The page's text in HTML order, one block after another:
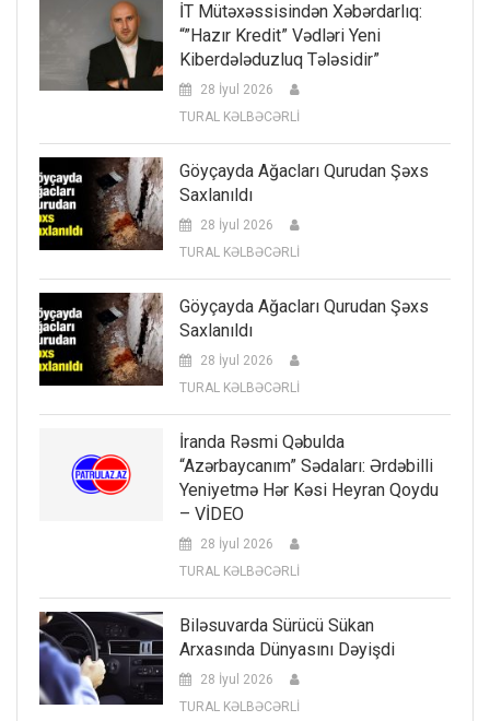
İT Mütəxəssisindən Xəbərdarlıq:
“”Hazır Kredit” Vədləri Yeni
Kiberdələduzluq Tələsidir”
28 İyul 2026
TURAL KƏLBƏCƏRLİ
Göyçayda Ağacları Qurudan Şəxs
Saxlanıldı
28 İyul 2026
TURAL KƏLBƏCƏRLİ
Göyçayda Ağacları Qurudan Şəxs
Saxlanıldı
28 İyul 2026
TURAL KƏLBƏCƏRLİ
İranda Rəsmi Qəbulda
“Azərbaycanım” Sədaları: Ərdəbilli
Yeniyetmə Hər Kəsi Heyran Qoydu
– VİDEO
28 İyul 2026
TURAL KƏLBƏCƏRLİ
Biləsuvarda Sürücü Sükan
Arxasında Dünyasını Dəyişdi
28 İyul 2026
TURAL KƏLBƏCƏRLİ